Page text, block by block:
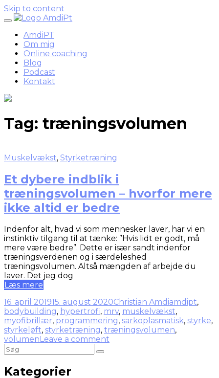
Skip to content
AmdiPT
Om mig
Online coaching
Blog
Podcast
Kontakt
Tag: træningsvolumen
Muskelvækst, Styrketræning
Et dybere indblik i
træningsvolumen – hvorfor mere
ikke altid er bedre
Indenfor alt, hvad vi som mennesker laver, har vi en
instinktiv tilgang til at tænke: ”Hvis lidt er godt, må
mere være bedre”. Dette er især sandt indenfor
træningsverdenen og i særdeleshed
træningsvolumen. Altså mængden af arbejde du
laver. Det jeg dog
Læs mere
16. april 201915. august 2020Christian Amdiamdipt,
bodybuilding, hypertrofi, mrv, muskelvækst,
myofibrillær, programmering, sarkoplasmatisk, styrke,
styrkeløft, styrketræning, træningsvolumen,
volumenLeave a comment
Kategorier